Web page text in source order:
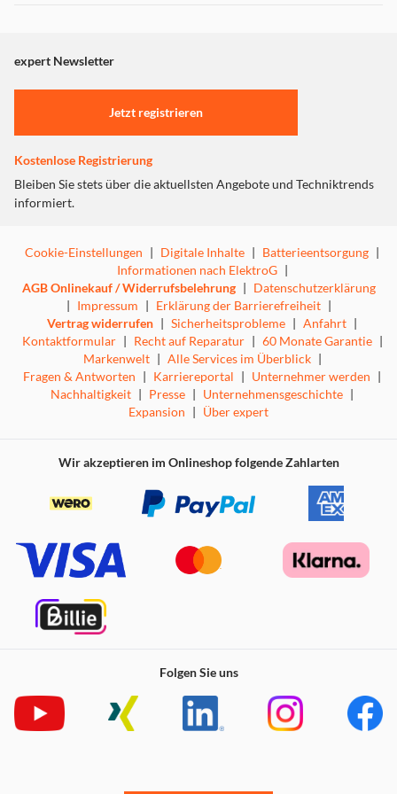
Für den perfekten Klang
Für eine optimale Klangqualität sorgen fünf
vorprogrammierte Equalizer-Einstellungen (Flat, Classic,
Jazz, Rock, Pop) und die im Lieferumfang befindlichen
"Marketing".
Einstellungen anpassen
expert Newsletter
Jetzt registrieren
Kostenlose Registrierung
Bleiben Sie stets über die aktuellsten Angebote und Techniktrends
informiert.
Cookie-Einstellungen | Digitale Inhalte | Batterieentsorgung |
Informationen nach ElektroG |
AGB Onlinekauf / Widerrufsbelehrung | Datenschutzerklärung
| Impressum | Erklärung der Barrierefreiheit |
Vertrag widerrufen | Sicherheitsprobleme | Anfahrt |
Kontaktformular | Recht auf Reparatur | 60 Monate Garantie |
Markenwelt | Alle Services im Überblick |
Fragen & Antworten | Karriereportal | Unternehmer werden |
Nachhaltigkeit | Presse | Unternehmensgeschichte |
Expansion | Über expert
Wir akzeptieren im Onlineshop folgende Zahlarten
Folgen Sie uns